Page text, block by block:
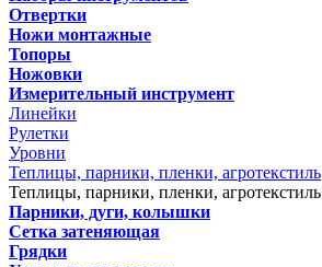
Отвертки
Ножи монтажные
Топоры
Ножовки
Измерительный инструмент
Линейки
Рулетки
Уровни
Теплицы, парники, пленки, агротекстиль
Теплицы, парники, пленки, агротекстиль
Парники, дуги, колышки
Сетка затеняющая
Грядки